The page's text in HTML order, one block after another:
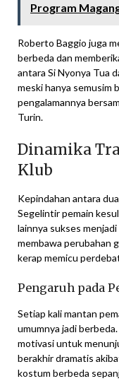
Program
Roberto Baggio juga
berbeda dan
antara Si Nyonya Tua
meski hanya semusim
pengalamannya
Turin.
Dinamika
Klub
Kepindahan antara
Segelintir pemain
lainnya sukses
membawa perubahan
kerap memicu
Pengaruh pada
Setiap kali mantan
umumnya jadi
motivasi untuk
berakhir dramatis
kostum berbeda